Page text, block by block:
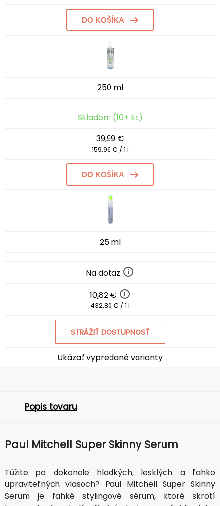
DO KOŠÍKA
250 ml
Skladom (10+ ks)
39,99 €
159,96 € / 1 l
DO KOŠÍKA
25 ml
Na dotaz
10,82 €
432,80 € / 1 l
STRÁŽIŤ DOSTUPNOSŤ
Ukázať vypredané varianty
Popis tovaru
Paul Mitchell Super Skinny Serum
Túžite po dokonale hladkých, lesklých a ľahko
upraviteľných vlasoch? Paul Mitchell Super Skinny
Serum je ľahké stylingové sérum, ktoré skrotí